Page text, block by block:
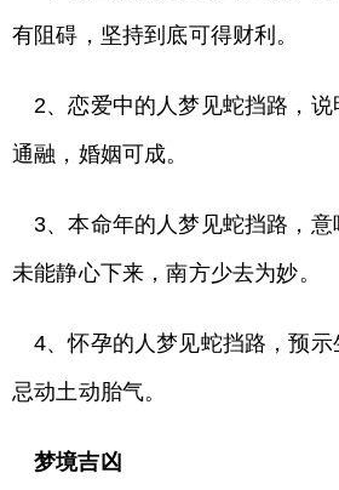
有阻碍，坚持到底可得财利。
2、恋爱中的人梦见蛇挡路，
通融，婚姻可成。
3、本命年的人梦见蛇挡路，意
未能静心下来，南方少去为妙。
4、怀孕的人梦见蛇挡路，预示
忌动土动胎气。
梦境吉凶